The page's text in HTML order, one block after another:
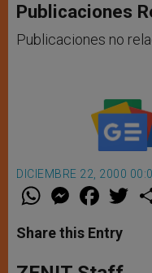
Publicaciones
Publicaciones no
DICIEMBRE 22, 2000
W
t
s
p
M
e
s
e
g
F
a
e
b
o
w
Share this Entry